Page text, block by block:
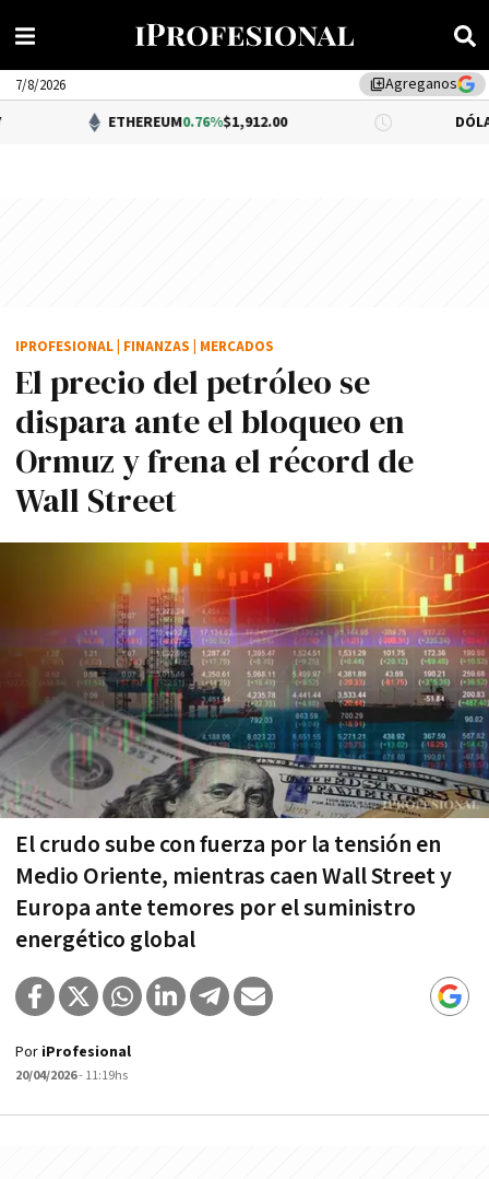
library_addAgreganos
7/8/2026
ETHEREUM0.76%$1,912.00 DÓLAR BNA 0.34%
El precio del petróleo se
dispara ante el bloqueo en
Ormuz y frena el récord de
Wall Street
El crudo sube con fuerza por la tensión en
Medio Oriente, mientras caen Wall Street y
Europa ante temores por el suministro
energético global
IPROFESIONAL FINANZAS MERCADOS
Por iProfesional
20/04/2026- 11:19hs